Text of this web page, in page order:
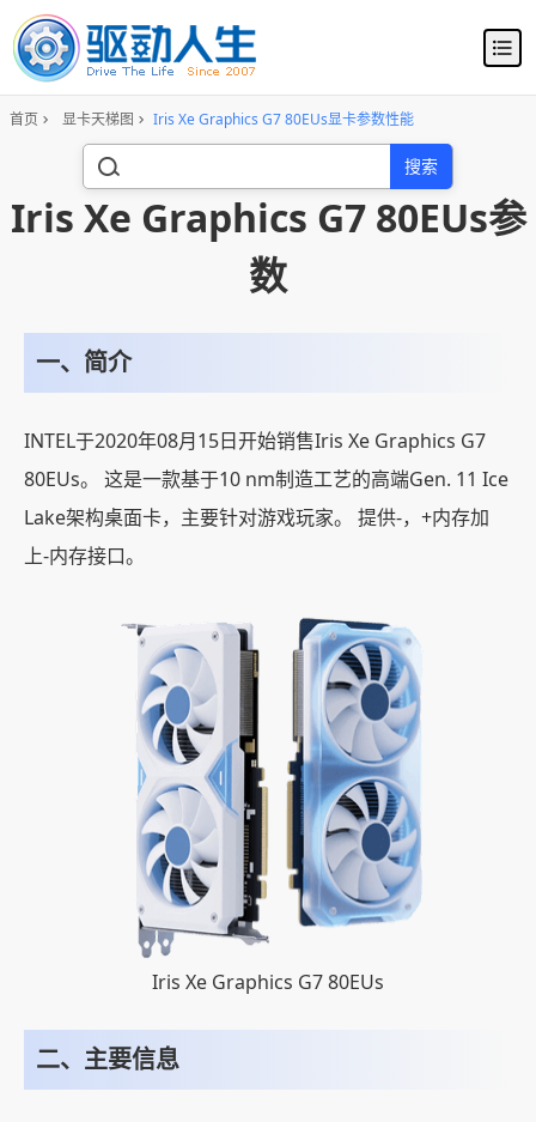
首页 显卡天梯图 Iris Xe Graphics G7 80EUs显卡参数性能
搜索
Iris Xe Graphics G7 80EUs参
数
一、简介
INTEL于2020年08月15日开始销售Iris Xe Graphics G7
80EUs。 这是一款基于10 nm制造工艺的高端Gen. 11 Ice
Lake架构桌面卡，主要针对游戏玩家。 提供-，+内存加
上-内存接口。
Iris Xe Graphics G7 80EUs
二、主要信息